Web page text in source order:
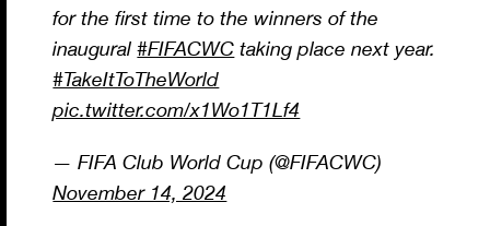
for the first time to the winners of the
inaugural#FIFACWC taking place next year.
#TakeItToTheWorld
pic.twitter.com/x1Wo1T1Lf4
— FIFA Club World Cup (@FIFACWC)
November 14, 2024